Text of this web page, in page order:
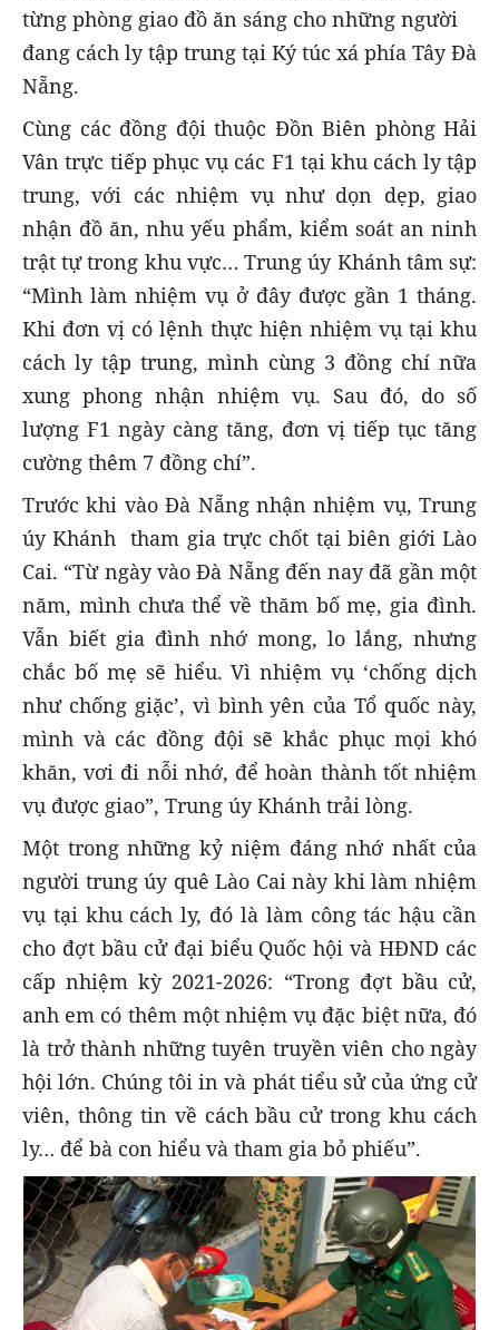
từng phòng giao đồ ăn sáng cho những người
đang cách ly tập trung tại Ký túc xá phía Tây Đà
Nẵng.
Cùng các đồng đội thuộc Đồn Biên phòng Hải
Vân trực tiếp phục vụ các F1 tại khu cách ly tập
trung, với các nhiệm vụ như dọn dẹp, giao
nhận đồ ăn, nhu yếu phẩm, kiểm soát an ninh
trật tự trong khu vực… Trung úy Khánh tâm sự:
“Mình làm nhiệm vụ ở đây được gần 1 tháng.
Khi đơn vị có lệnh thực hiện nhiệm vụ tại khu
cách ly tập trung, mình cùng 3 đồng chí nữa
xung phong nhận nhiệm vụ. Sau đó, do số
lượng F1 ngày càng tăng, đơn vị tiếp tục tăng
cường thêm 7 đồng chí”.
Trước khi vào Đà Nẵng nhận nhiệm vụ, Trung
úy Khánh tham gia trực chốt tại biên giới Lào
Cai. “Từ ngày vào Đà Nẵng đến nay đã gần một
năm, mình chưa thể về thăm bố mẹ, gia đình.
Vẫn biết gia đình nhớ mong, lo lắng, nhưng
chắc bố mẹ sẽ hiểu. Vì nhiệm vụ ‘chống dịch
như chống giặc’, vì bình yên của Tổ quốc này,
mình và các đồng đội sẽ khắc phục mọi khó
khăn, vơi đi nỗi nhớ, để hoàn thành tốt nhiệm
vụ được giao”, Trung úy Khánh trải lòng.
Một trong những kỷ niệm đáng nhớ nhất của
người trung úy quê Lào Cai này khi làm nhiệm
vụ tại khu cách ly, đó là làm công tác hậu cần
cho đợt bầu cử đại biểu Quốc hội và HĐND các
cấp nhiệm kỳ 2021-2026: “Trong đợt bầu cử,
anh em có thêm một nhiệm vụ đặc biệt nữa, đó
là trở thành những tuyên truyền viên cho ngày
hội lớn. Chúng tôi in và phát tiểu sử của ứng cử
viên, thông tin về cách bầu cử trong khu cách
ly… để bà con hiểu và tham gia bỏ phiếu”.